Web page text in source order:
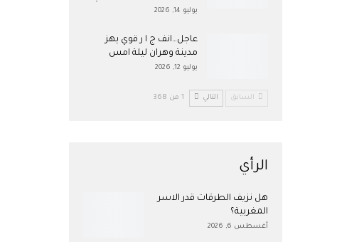
يوليو 14, 2026
عاجل…انف ج ا ر قوي يهز
مدينة وهران ليلة امس
يوليو 12, 2026
السابق التالي 1 من 368
الرأي
هل نزيف الطرقات قدر الاسر
المغربية؟
أغسطس 6, 2026